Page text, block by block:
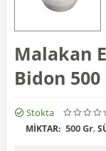
Malakan
Bidon 500
Stokta
MIKTAR: 500 Gr,